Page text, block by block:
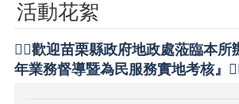
活動花絮
🙆‍♀️歡迎苗栗縣政府地政處蒞臨本
年業務督導暨為民服務實地考核』